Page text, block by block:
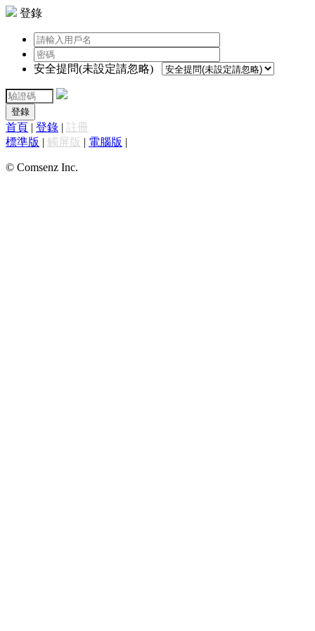
登錄
安全提問(未設定請忽略)
登錄
首頁 | 登錄 | 註冊
標準版 | 觸屏版 | 電腦版 |
© Comsenz Inc.